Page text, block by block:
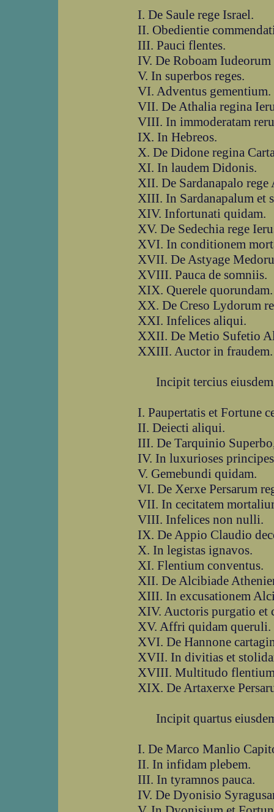
I. De Saule rege Israel.
II. Obedientie
III. Pauci flentes.
IV. De Roboam Iudeorum
V. In superbos reges.
VI. Adventus gementium.
VII. De Athalia regina
VIII. In immoderatam
IX. In Hebreos.
X. De Didone regina
XI. In laudem Didonis.
XII. De Sardanapalo rege
XIII. In Sardanapalum et
XIV. Infortunati quidam.
XV. De Sedechia rege
XVI. In conditionem
XVII. De Astyage
XVIII. Pauca de somniis.
XIX. Querele quorundam.
XX. De Creso Lydorum
XXI. Infelices aliqui.
XXII. De Metio Sufetio
XXIII. Auctor in fraudem.
Incipit tercius eiusdem
I. Paupertatis et Fortune
II. Deiecti aliqui.
III. De Tarquinio
IV. In luxurioses
V. Gemebundi quidam.
VI. De Xerxe Persarum
VII. In cecitatem
VIII. Infelices non nulli.
IX. De Appio Claudio
X. In legistas ignavos.
XI. Flentium conventus.
XII. De Alcibiade
XIII. In excusationem
XIV. Auctoris purgatio et
XV. Affri quidam queruli.
XVI. De Hannone
XVII. In divitias et
XVIII. Multitudo
XIX. De Artaxerxe
Incipit quartus
I. De Marco Manlio
II. In infidam plebem.
III. In tyramnos pauca.
IV. De Dyonisio